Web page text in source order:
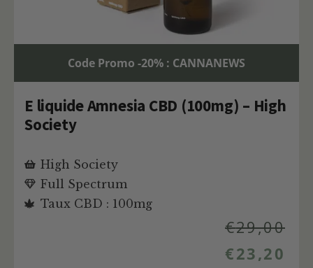
Code Promo -20% : CANNANEWS
E liquide Amnesia CBD (100mg) – High
Society
High Society
Full Spectrum
Taux CBD : 100mg
€29,00
€23,20